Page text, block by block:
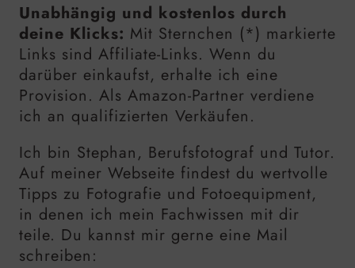
Unabhängig und kostenlos durch
deine Klicks: Mit Sternchen (*) markierte
Links sind Affiliate-Links. Wenn du
darüber einkaufst, erhalte ich eine
Provision. Als Amazon-Partner verdiene
ich an qualifizierten Verkäufen.
Ich bin Stephan, Berufsfotograf und Tutor.
Auf meiner Webseite findest du wertvolle
Tipps zu Fotografie und Fotoequipment,
in denen ich mein Fachwissen mit dir
teile. Du kannst mir gerne eine Mail
schreiben: